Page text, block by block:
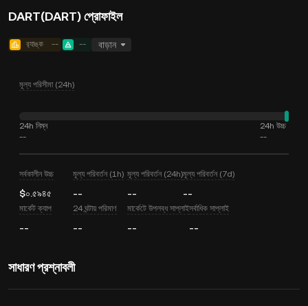
DART(DART) প্রোফাইল
র‍্যাঙ্ক -- -- বাড়ান
মূল্য পরিসীমা (24h)
24h নিম্ন
--
24h উচ্চ
--
সর্বকালীন উচ্চ
$০.৫৯৪৫
মূল্য পরিবর্তন (1h)
--
মূল্য পরিবর্তন (24h)
--
মূল্য পরিবর্তন (7d)
--
মার্কেট ক্যাপ
--
24 ঘন্টায় পরিমাণ
--
মার্কেটে উপলব্ধ সাপ্লাই
--
সর্বাধিক সাপ্লাই
--
সাধারণ প্রশ্নাবলী